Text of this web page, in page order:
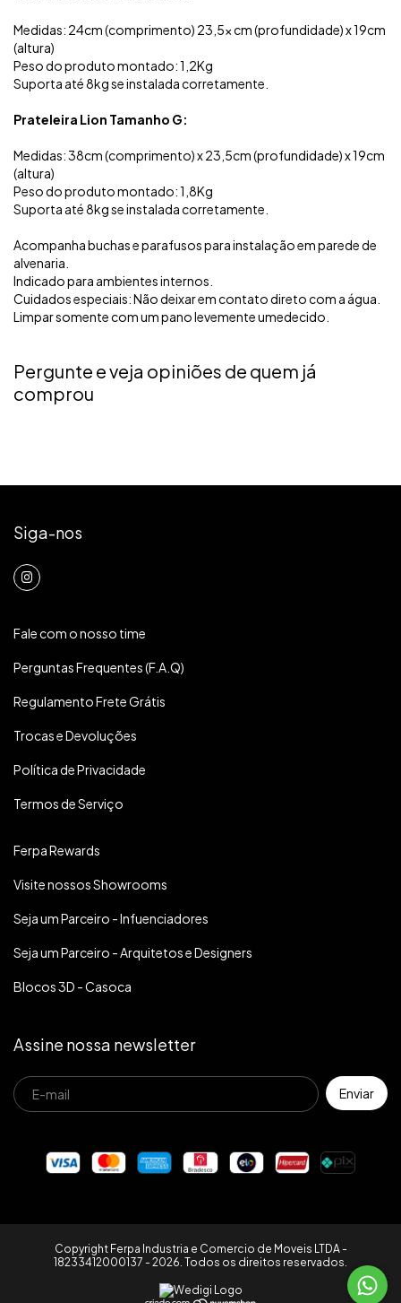
Medidas: 24cm (comprimento) 23,5x cm (profundidade) x 19cm
(altura)
Peso do produto montado: 1,2Kg
Suporta até 8kg se instalada corretamente.
Prateleira Lion Tamanho G:
Medidas: 38cm (comprimento) x 23,5cm (profundidade) x 19cm
(altura)
Peso do produto montado: 1,8Kg
Suporta até 8kg se instalada corretamente.
Acompanha buchas e parafusos para instalação em parede de
alvenaria.
Indicado para ambientes internos.
Cuidados especiais: Não deixar em contato direto com a água.
Limpar somente com um pano levemente umedecido.
Pergunte e veja opiniões de quem já
comprou
Siga-nos
Fale com o nosso time
Perguntas Frequentes (F.A.Q)
Regulamento Frete Grátis
Trocas e Devoluções
Política de Privacidade
Termos de Serviço
Ferpa Rewards
Visite nossos Showrooms
Seja um Parceiro - Infuenciadores
Seja um Parceiro - Arquitetos e Designers
Blocos 3D - Casoca
Assine nossa newsletter
Copyright Ferpa Industria e Comercio de Moveis LTDA -
18233412000137 - 2026. Todos os direitos reservados.